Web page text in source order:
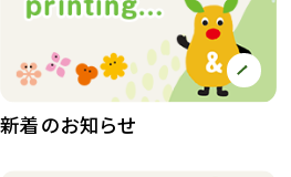
植物園 その他
新着のお知らせ